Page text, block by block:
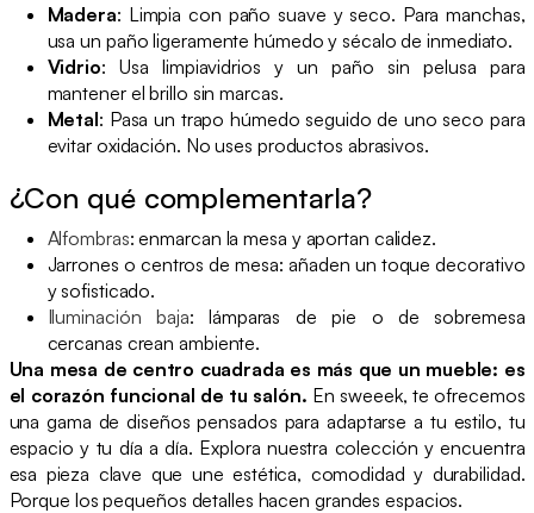
Madera: Limpia con paño suave y seco. Para manchas,
usa un paño ligeramente húmedo y sécalo de inmediato.
Vidrio: Usa limpiavidrios y un paño sin pelusa para
mantener el brillo sin marcas.
Metal: Pasa un trapo húmedo seguido de uno seco para
evitar oxidación. No uses productos abrasivos.
¿Con qué complementarla?
Alfombras: enmarcan la mesa y aportan calidez.
Jarrones o centros de mesa: añaden un toque decorativo
y sofisticado.
Iluminación baja: lámparas de pie o de sobremesa
cercanas crean ambiente.
Una mesa de centro cuadrada es más que un mueble: es
el corazón funcional de tu salón. En sweeek, te ofrecemos
una gama de diseños pensados para adaptarse a tu estilo, tu
espacio y tu día a día. Explora nuestra colección y encuentra
esa pieza clave que une estética, comodidad y durabilidad.
Porque los pequeños detalles hacen grandes espacios.